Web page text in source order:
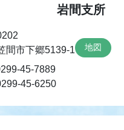
岩間支所
間市下郷5139-1
地図
45-7889
45-6250